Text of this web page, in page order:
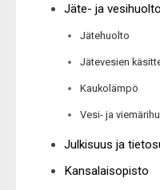
Jäte- ja vesihuolto
Jätehuolto
Jätevesien
Kaukolämpö
Vesi- ja
Julkisuus ja
Kansalaisopisto